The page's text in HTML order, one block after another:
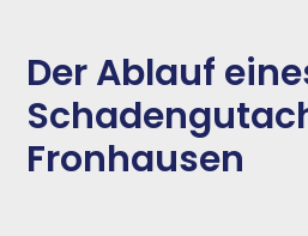
Der Ablauf
Fronhausen